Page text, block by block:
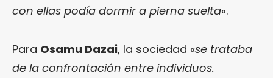
con ellas podía dormir a pierna suelta«.
Para Osamu Dazai, la sociedad «se trataba
de la confrontación entre individuos.